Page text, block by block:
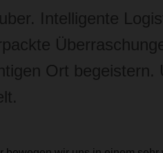
Intelligente
Ort begeistern.